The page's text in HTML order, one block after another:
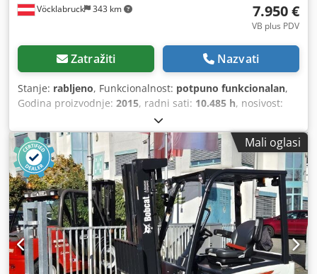
Vöcklabruck 343 km 7.950 €
VB plus PDV
Zatražiti Nazvati
Stanje: rabljeno, Funkcionalnost: potpuno funkcionalan,
Godina proizvodnje: 2015, radni sati: 10.485 h, nosivost:
4.000 mm
električni, vrsta jarbola:dupleks, građevinska visina:2.600
mm, vrsta pogona: Elektro, Električni viličar – model 3
Težište tereta: 500 Tip jarbola: Duplex Stanje: Spreman za
upotrebu i potpuno funkcionalan Tehničko stanje: dobro
Prednje gume, tip: Superelastik Stražnje gume, tip:
Superelastik Napon baterije: 48V Kapacitet baterije: 625Ah
Godina proizvodnje baterije: 2015 Dedpouc Hzvefx Aqgokr
Opis: Bočni pomak, 3. ventil, radna svjetla straga, radna
svjetla sprijeda, zaštitna mreža za teret, potpuni slobodni
podizni hod, sigurnosno svjetlo.
Mali oglasi